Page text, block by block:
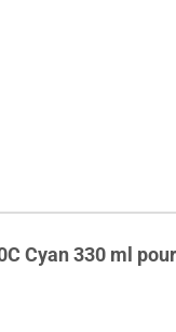
Cyan 330 ml pour